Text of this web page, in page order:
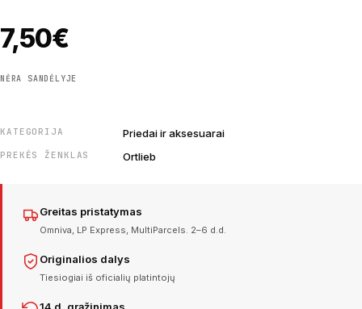
7,50€
NĖRA SANDĖLYJE
KATEGORIJA Priedai ir aksesuarai
PREKĖS ŽENKLAS Ortlieb
Greitas pristatymas
Omniva, LP Express, MultiParcels. 2–6 d.d.
Originalios dalys
Tiesiogiai iš oficialių platintojų